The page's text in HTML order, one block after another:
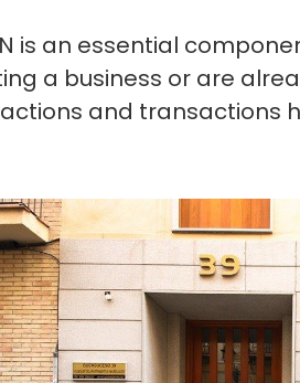
is an essential
a business or are
and transactions